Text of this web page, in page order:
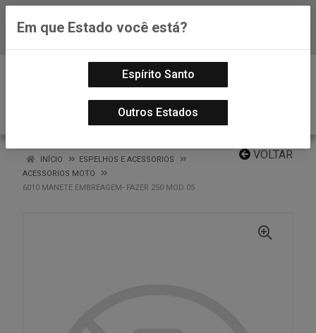
Baixe já nosso APP
VOLTAR
INÍCIO
ESPELHOS E ACESSORIOS
ACESSORIOS MOTO
6010 MANETE EMBREAGEM- FAZER 250 MOD 05
Em que Estado você está?
Espírito Santo
Outros Estados